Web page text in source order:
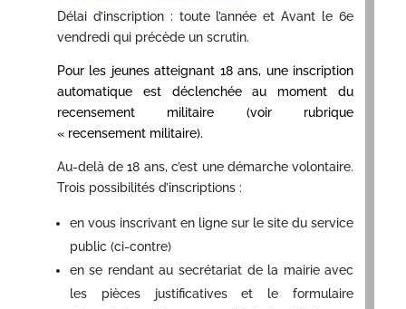
Délai d’inscription : toute l’année et Avant le 6e
vendredi qui précède un scrutin.
Pour les jeunes atteignant 18 ans, une inscription
automatique est déclenchée au moment du
recensement militaire (voir rubrique
« recensement militaire).
Au-delà de 18 ans, c’est une démarche volontaire.
Trois possibilités d’inscriptions :
en vous inscrivant en ligne sur le site du service
public (ci-contre)
en se rendant au secrétariat de la mairie avec
les pièces justificatives et le formulaire